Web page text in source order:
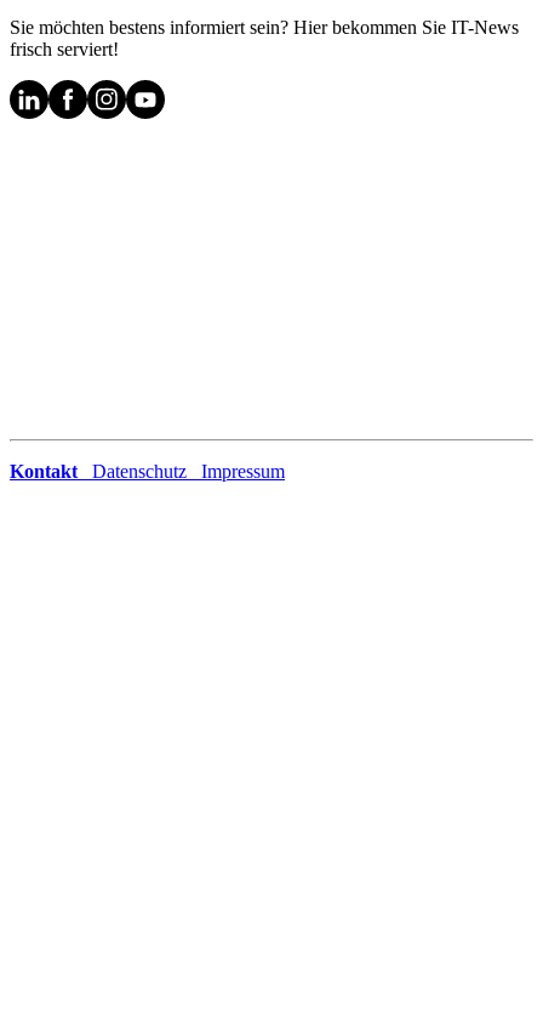
Sie möchten bestens informiert sein? Hier bekommen Sie IT-News
frisch serviert!
Kontakt Datenschutz Impressum